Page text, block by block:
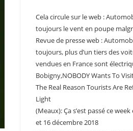
Cela circule sur le web :
toujours le vent en poupe
Revue de presse web :
toujours, plus d’un tiers des
vendues en France sont
Bobigny,NOBODY Wants To
The Real Reason Tourists Are
Light
(Meaux): Ça s’est passé ce
et 16 décembre 2018